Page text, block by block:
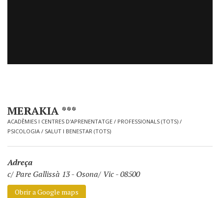
MERAKIA ***
ACADÈMIES I CENTRES D'APRENENTATGE / PROFESSIONALS (TOTS) /
PSICOLOGIA / SALUT I BENESTAR (TOTS)
Adreça
c/ Pare Gallissà 13- Osona/ Vic - 08500
Obrir a Google maps